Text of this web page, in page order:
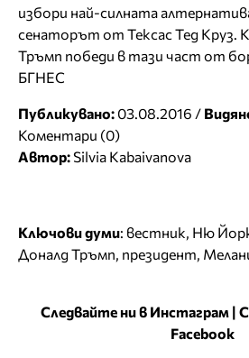
избори най-силната
сенаторът от Тексас Тед Круз.
Тръмп победи в тази част от
БГНЕС
Публикувано: 03.08.2016 /
Коментари (0)
Автор:Silvia Kabaivanova
Ключови думи: вестник Ню
Доналд Тръмп президент
Следвайте ни в Инстаграм |
Facebook